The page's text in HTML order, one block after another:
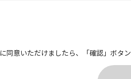
に同意いただけましたら、「確認」ボタ